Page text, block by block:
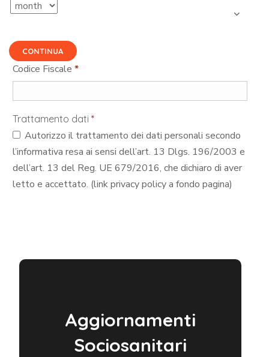
CONTINUA
Codice Fiscale*
Trattamento dati*
Autorizzo il trattamento dei dati personali secondo
l’informativa resa ai sensi dell’art. 13 Dlgs. 196/2003 e
dell’art. 13 del Reg. UE 679/2016, che dichiaro di aver
letto e accettato. (link privacy policy a fondo pagina)
Aggiornamenti
Sociosanitari